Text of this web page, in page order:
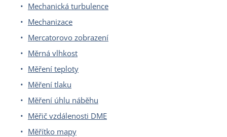
Mechanická turbulence
Mechanizace
Mercatorovo zobrazení
Měrná vlhkost
Měření teploty
Měření tlaku
Měření úhlu náběhu
Měřič vzdálenosti DME
Měřítko mapy